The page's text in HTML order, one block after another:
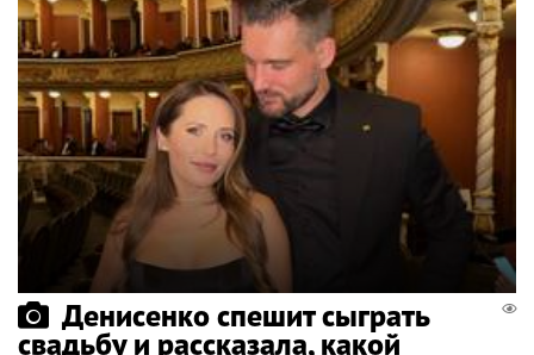
Денисенко спешит сыграть
свадьбу и рассказала, какой